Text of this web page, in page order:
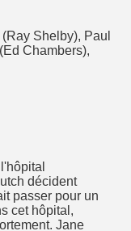
Shelby), Paul
Chambers),
décident
passer pour un
cet hôpital,
Jane